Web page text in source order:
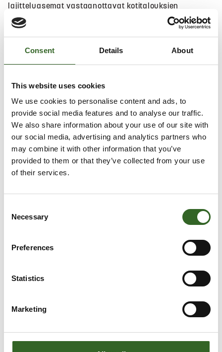
Consent Details About
This website uses cookies
We use cookies to personalise content and ads, to
provide social media features and to analyse our traffic.
We also share information about your use of our site with
our social media, advertising and analytics partners who
may combine it with other information that you’ve
provided to them or that they’ve collected from your use
of their services.
Selection
Necessary
Preferences
Statistics
Marketing
lajitteluasemat vastaanottavat kotitalouksien
sähkölaitteita maksutta.
Hae lähin sijainti
Salli evästeetnähdäksesi kartan.